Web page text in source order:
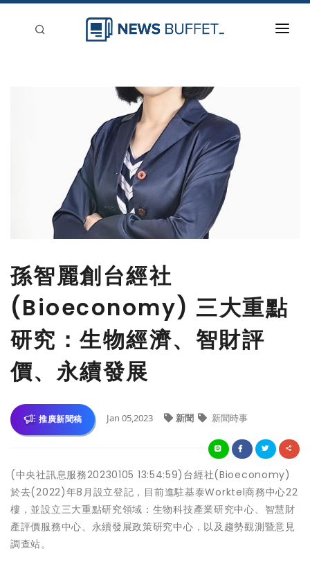
孫智麗創台經社
(Bioeconomy) 三大重點
研究：生物經濟、智財評
價、永續發展
推廣新聞稿 Jan 05,2023 新聞 新聞時事
(中央社訊息服務20230105 13:54:59)台經社(Bioeconomy)
於去(2022)年8月設立登記，目前進駐基泰Worktel商務中心22
樓，並設立三大重點研究領域：生物科技產業研究中心、智慧財
產評價服務中心、永續發展政策研究中心，以及趨勢觀測暨意見
調查站。